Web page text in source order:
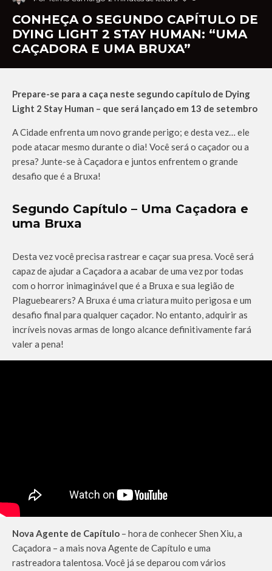
CONHEÇA O SEGUNDO CAPÍTULO DE
DYING LIGHT 2 STAY HUMAN: “UMA
CAÇADORA E UMA BRUXA”
Prepare-se para a caça neste segundo capítulo de Dying
Light 2 Stay Human – que será lançado em 13 de setembro
A Cidade enfrenta um novo grande perigo; e desta vez… ele
pode atacar mesmo durante o dia! Você será o caçador ou a
presa? Junte-se à Caçadora e juntos enfrentem o grande
desafio que é a Bruxa!
Segundo Capítulo – Uma Caçadora e
uma Bruxa
Desta vez você precisa rastrear e caçar sua presa. Você será
capaz de ajudar a Caçadora a acabar de uma vez por todas
com o horror inimaginável que é a Bruxa e sua legião de
Plaguebearers? A Bruxa é uma criatura muito perigosa e um
desafio final para qualquer caçador. No entanto, adquirir as
incríveis novas armas de longo alcance definitivamente fará
valer a pena!
Nova Agente de Capítulo – hora de conhecer Shen Xiu, a
Caçadora – a mais nova Agente de Capítulo e uma
rastreadora talentosa. Você já se deparou com vários